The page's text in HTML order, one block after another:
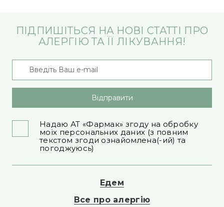
ПІДПИШІТЬСЯ НА НОВІ СТАТТІ ПРО
АЛЕРГІЮ ТА ЇЇ ЛІКУВАННЯ!
Відправити
Надаю АТ «Фармак» згоду на обробку
моїх персональних даних (з повним
текстом згоди ознайомлена(-ий) та
погоджуюсь)
Едем
Все про алергію